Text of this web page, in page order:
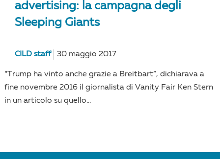
advertising: la campagna degli
Sleeping Giants
CILD staff 30 maggio 2017
“Trump ha vinto anche grazie a Breitbart”, dichiarava a
fine novembre 2016 il giornalista di Vanity Fair Ken Stern
in un articolo su quello...